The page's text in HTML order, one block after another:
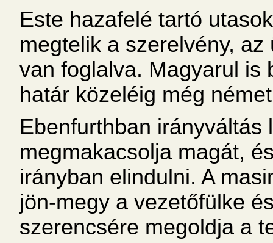
Este hazafelé tartó
megtelik a szerelvény,
van foglalva. Magyarul is
határ közeléig még
Ebenfurthban irányváltás
megmakacsolja magát,
irányban elindulni. A
jön-megy a vezetőfülke
szerencsére megoldja a